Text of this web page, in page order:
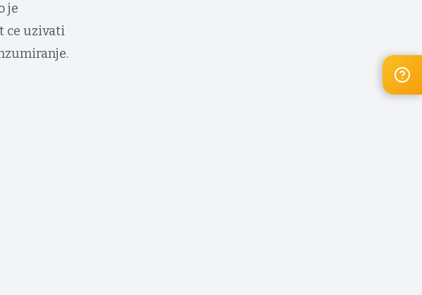
je
ce uzivati